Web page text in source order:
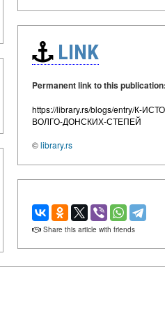
LINK
Permanent link to this publication:
https://library.rs/blogs/entry/К-
ВОЛГО-ДОНСКИХ-СТЕПЕЙ
©library.rs
Share this article with friends